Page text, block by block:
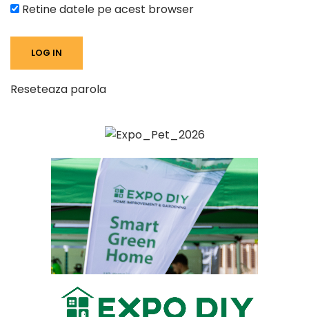
Retine datele pe acest browser
Reseteaza parola